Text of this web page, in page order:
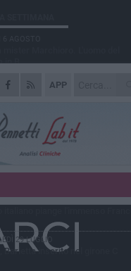
APP
in B
AGOSTO
Da Silva, Barletta batte Soccer
31 LUGLIO
Sky Wifi: fissate date e orari delle
giornate di campionato.
31 LUGLIO
1922: un avvio tostissimo e
31 LUGLIO
29 LUGLIO
Barletta inserito nel girone C